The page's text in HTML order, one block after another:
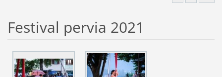
Festival pervia 2021